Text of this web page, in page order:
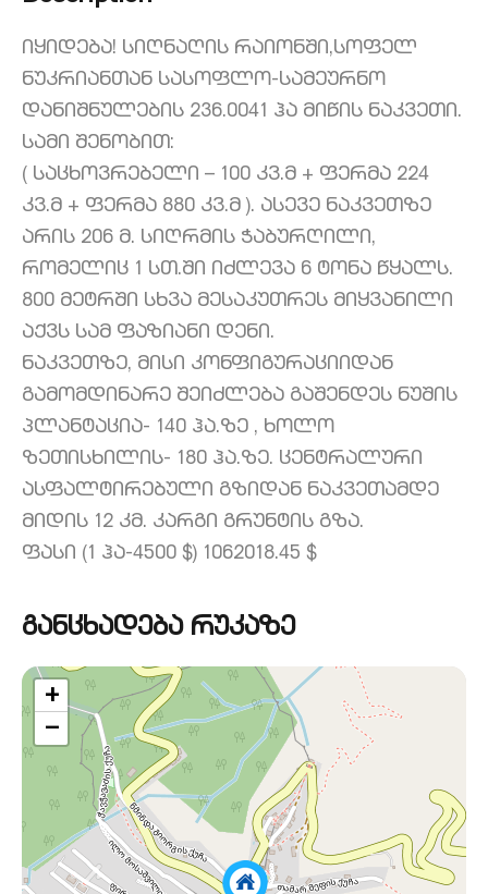
იყიდება! სიღნაღის რაიონში,სოფელ
ნუკრიანთან სასოფლო-სამეურნო
დანიშნულების 236.0041 ჰა მიწის ნაკვეთი.
სამი შენობით:
( საცხოვრებელი – 100 კვ.მ + ფერმა 224
კვ.მ + ფერმა 880 კვ.მ ). ასევე ნაკვეთზე
არის 206 მ. სიღრმის ჭაბურღილი,
რომელიც 1 სთ.ში იძლევა 6 ტონა წყალს.
800 მეტრში სხვა მესაკუთრეს მიყვანილი
აქვს სამ ფაზიანი დენი.
ნაკვეთზე, მისი კონფიგურაციიდან
გამომდინარე შეიძლება გაშენდეს ნუშის
პლანტაცია- 140 ჰა.ზე , ხოლო
ზეთისხილის- 180 ჰა.ზე. ცენტრალური
ასფალტირებული გზიდან ნაკვეთამდე
მიდის 12 კმ. კარგი გრუნტის გზა.
ფასი (1 ჰა-4500 $) 1062018.45 $
განცხადება რუკაზე
+
−